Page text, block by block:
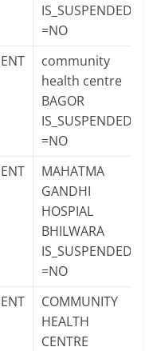
IS_SUSPENDED
=NO
community
health centre
BAGOR
IS_SUSPENDED
=NO
MAHATMA
GANDHI
HOSPIAL
BHILWARA
IS_SUSPENDED
=NO
COMMUNITY
HEALTH
CENTRE